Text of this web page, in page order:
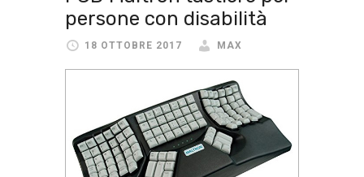
persone con disabilità
18 OTTOBRE 2017 MAX